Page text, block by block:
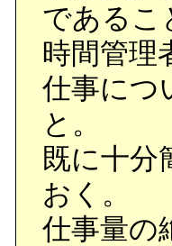
であるこ
時間管理
仕事につ
と。
既に十分
おく。
仕事量の